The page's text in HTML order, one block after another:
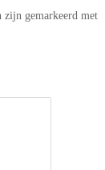
zijn gemarkeerd met